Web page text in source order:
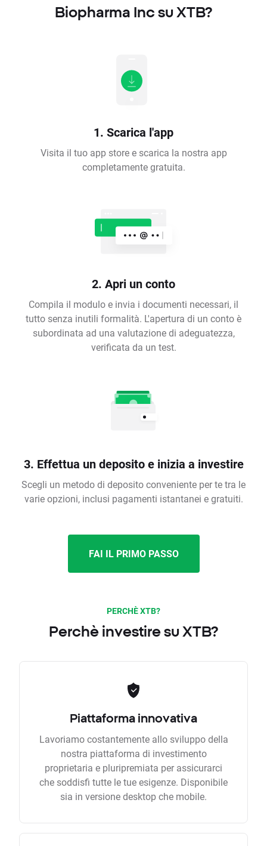
Biopharma Inc su XTB?
1. Scarica l'app
Visita il tuo app store e scarica la nostra app
completamente gratuita.
2. Apri un conto
Compila il modulo e invia i documenti necessari, il
tutto senza inutili formalità. L'apertura di un conto è
subordinata ad una valutazione di adeguatezza,
verificata da un test.
3. Effettua un deposito e inizia a investire
Scegli un metodo di deposito conveniente per te tra le
varie opzioni, inclusi pagamenti istantanei e gratuiti.
FAI IL PRIMO PASSO
PERCHÈ XTB?
Perchè investire su XTB?
Piattaforma innovativa
Lavoriamo costantemente allo sviluppo della
nostra piattaforma di investimento
proprietaria e pluripremiata per assicurarci
che soddisfi tutte le tue esigenze. Disponibile
sia in versione desktop che mobile.